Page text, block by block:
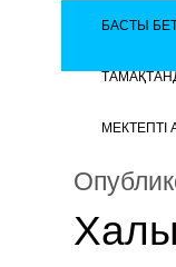
БАСТЫ
МЕКТЕПТІ